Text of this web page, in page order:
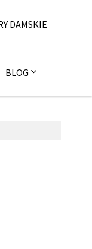
DAMSKIE
BLOG